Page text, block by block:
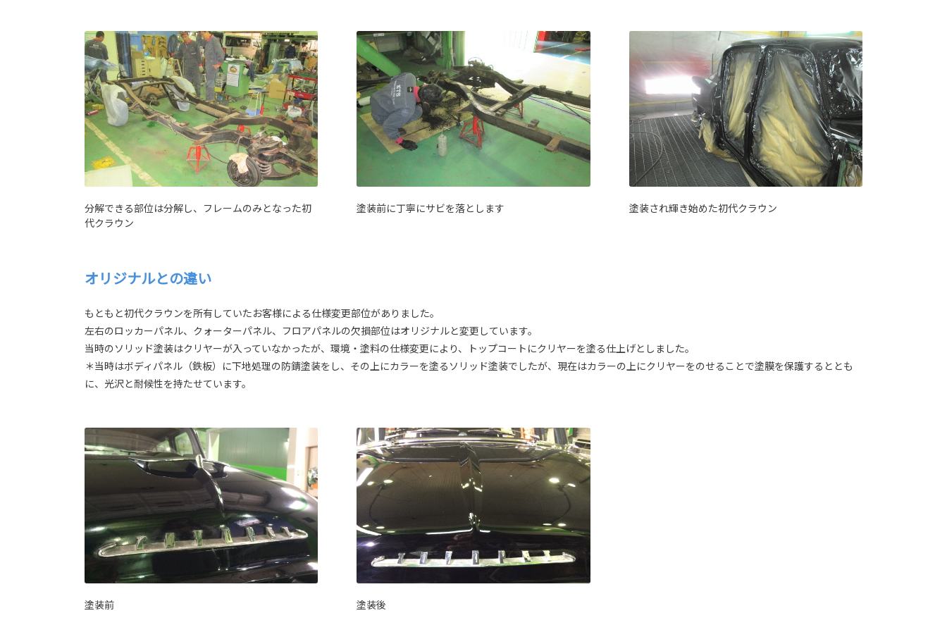
分解できる部位は分解し、フレームのみとなった初
代クラウン
塗装前に丁寧にサビを落とします 塗装され輝き始めた初代クラウン
オリジナルとの違い
もともと初代クラウンを所有していたお客様による仕様変更部位がありました。
左右のロッカーパネル、クォーターパネル、フロアパネルの欠損部位はオリジナルと変更しています。
当時のソリッド塗装はクリヤーが入っていなかったが、環境・塗料の仕様変更により、トップコートにクリヤーを塗る仕上げとしました。
＊当時はボディパネル（鉄板）に下地処理の防錆塗装をし、その上にカラーを塗るソリッド塗装でしたが、現在はカラーの上にクリヤーをのせることで塗膜を保護するととも
に、光沢と耐候性を持たせています。
塗装前 塗装後